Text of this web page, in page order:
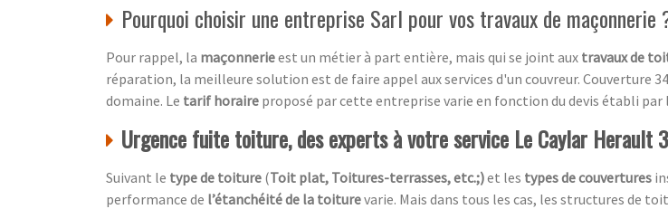
Pourquoi choisir une entreprise Sarl pour vos travaux de maçonnerie
Pour rappel, la maçonnerieest un métier à part entière, mais qui se joint aux travaux de
réparation, la meilleure solution est de faire appel aux services d'un couvreur. Couverture
domaine. Le tarif horaire proposé par cette entreprise varie en fonction du devis établi
Urgence fuite toiture, des experts à votre service Le Caylar Herault
Suivant le type de toiture (Toit plat, Toitures-terrasses, etc.;)et les types de couvertures
performance de l’étanchéité de la toiturevarie. Mais dans tous les cas, les structures de